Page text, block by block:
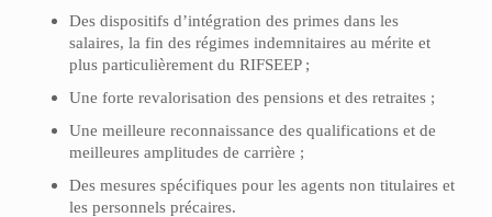
Des dispositifs d’intégration des primes dans les
salaires, la fin des régimes indemnitaires au mérite et
plus particulièrement du RIFSEEP ;
Une forte revalorisation des pensions et des retraites ;
Une meilleure reconnaissance des qualifications et de
meilleures amplitudes de carrière ;
Des mesures spécifiques pour les agents non titulaires et
les personnels précaires.